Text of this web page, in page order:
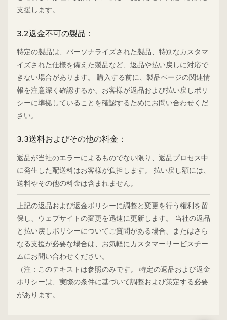
支援します。
3.2返金不可の製品：
特定の製品は、パーソナライズされた製品、特別なカスタマ
イズされた仕様を備えた製品など、返品や払い戻しに対応で
きない場合があります。 購入する前に、製品ページの関連情
報を注意深く確認するか、お客様が返品および払い戻しポリ
シーに準拠していることを確認するためにお問い合わせくだ
さい。
3.3送料およびその他の料金：
返品が当社のエラーによるものでない限り、返品プロセス中
に発生した配送料はお客様が負担します。 払い戻し額には、
送料やその他の料金は含まれません。
上記の返品および返金ポリシーに調整と変更を行う権利を留
保し、ウェブサイトの変更を迅速に更新します。 当社の返品
と払い戻しポリシーについてご質問がある場合、またはさら
なる支援が必要な場合は、お気軽にカスタマーサービスチー
ムにお問い合わせください。
（注：このテキストは参照のみです。 特定の返品および返金
ポリシーは、実際の条件に基づいて調整および策定する必要
があります。